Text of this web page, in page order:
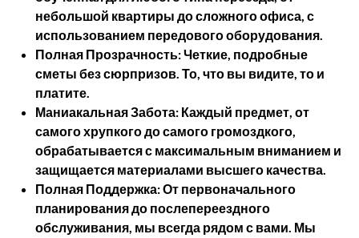
небольшой квартиры до сложного офиса, с
использованием передового оборудования.
Полная Прозрачность:Четкие, подробные
сметы без сюрпризов. То, что вы видите, то и
платите.
Маниакальная Забота: Каждый предмет, от
самого хрупкого до самого громоздкого,
обрабатывается с максимальным вниманием и
защищается материалами высшего качества.
Полная Поддержка:От первоначального
планирования до послепереездного
обслуживания, мы всегда рядом с вами. Мы